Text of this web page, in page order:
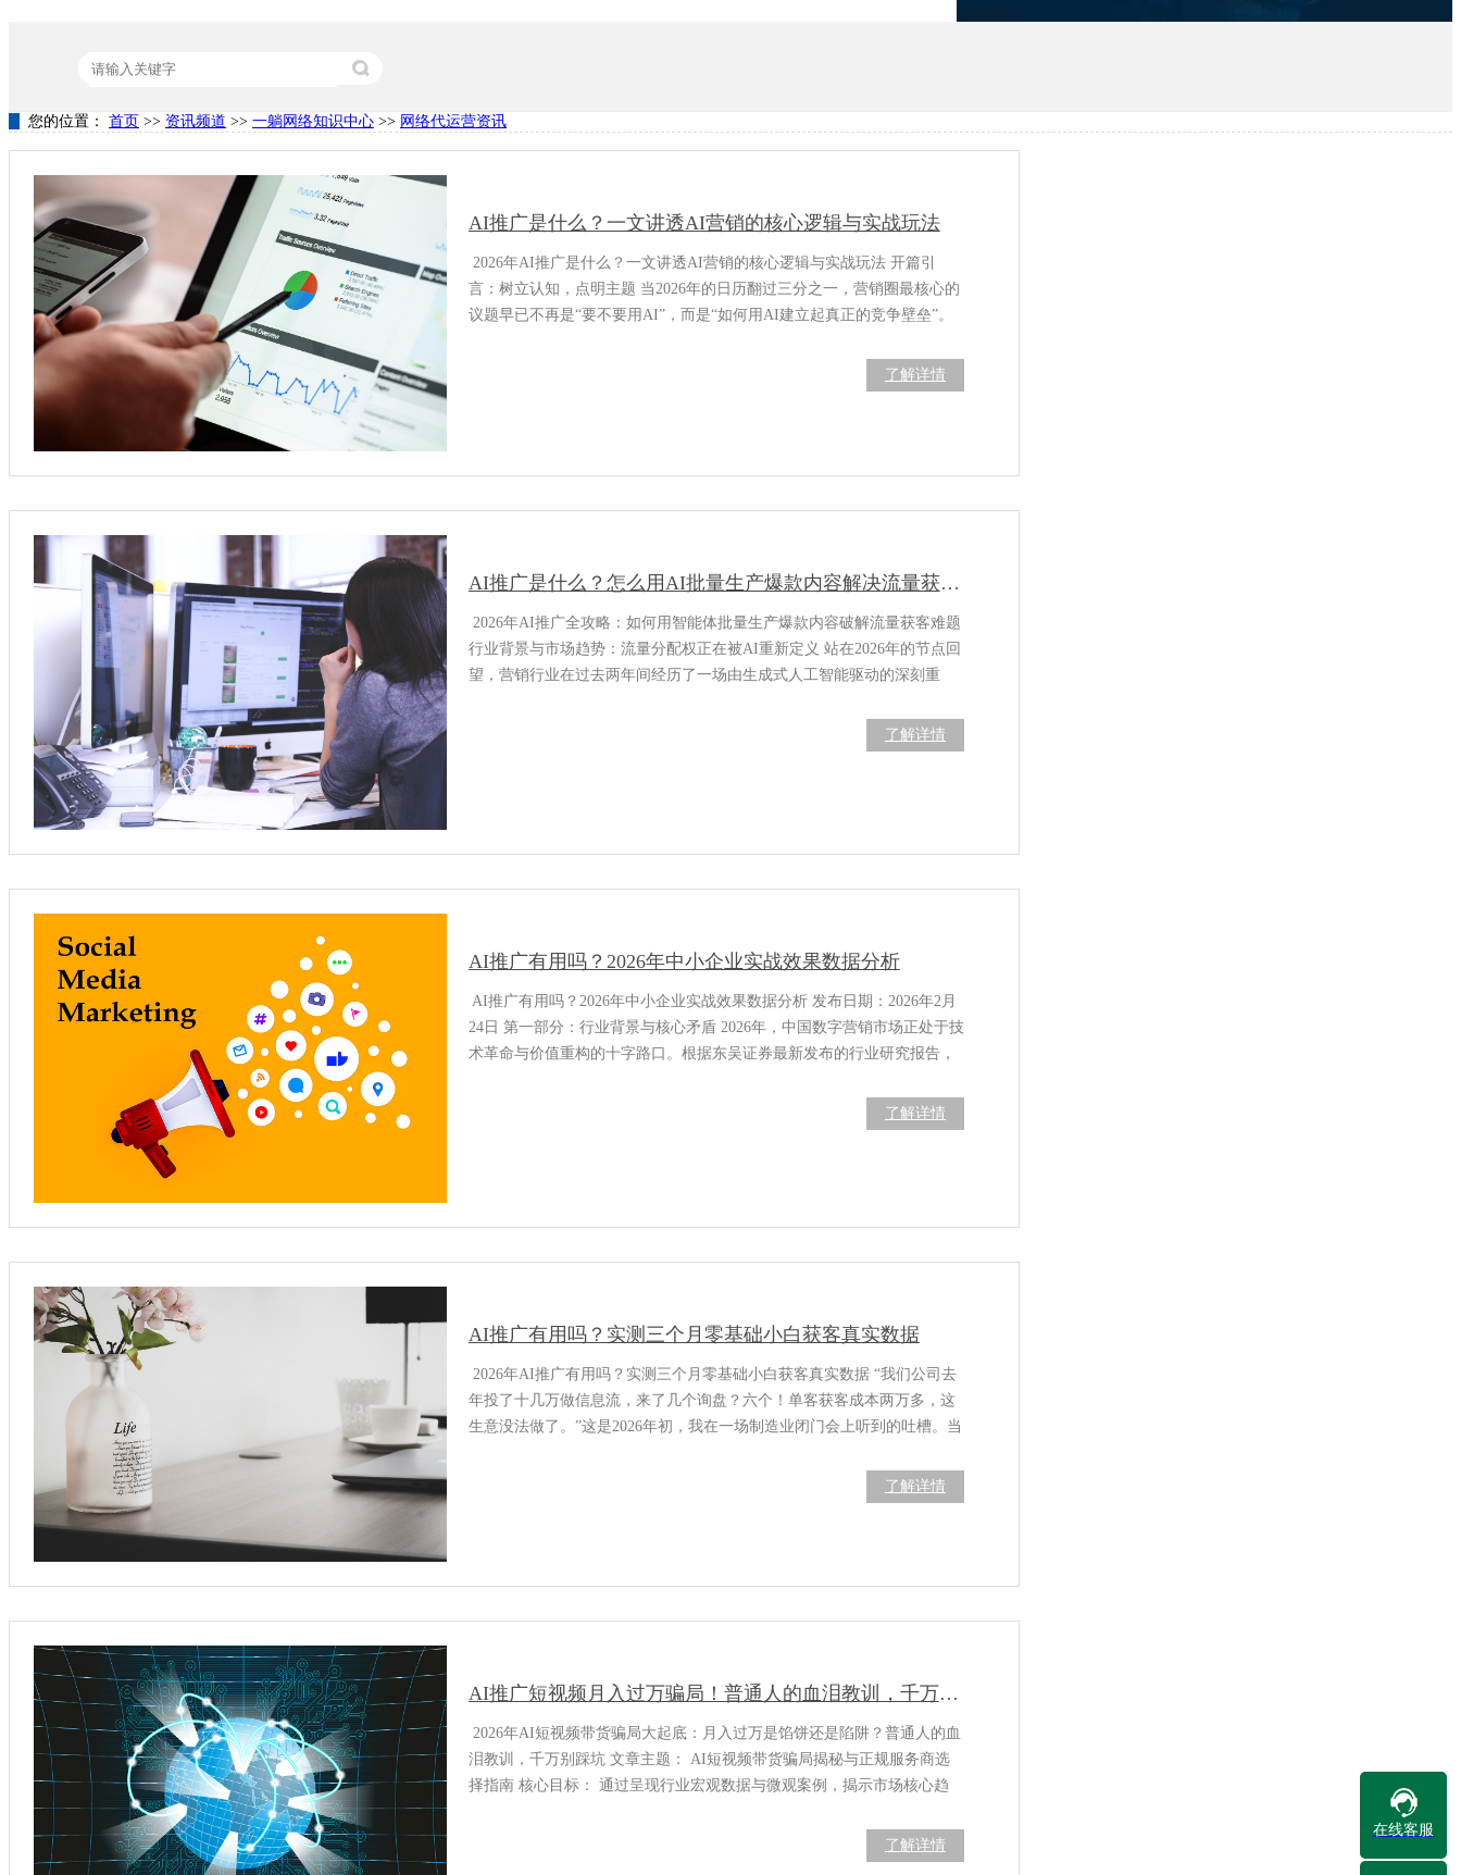
您的位置： 首页 >> 资讯频道 >> 一躺网络知识中心 >> 网络代运营资讯
AI推广是什么？一文讲透AI营销的核心逻辑与实战玩法
2026年AI推广是什么？一文讲透AI营销的核心逻辑与实战玩法 开篇引
言：树立认知，点明主题 当2026年的日历翻过三分之一，营销圈最核心的
议题早已不再是“要不要用AI”，而是“如何用AI建立起真正的竞争壁垒”。
与网易传媒联合发布的《2026 AI内容营销六大趋势》报告，中国备案的生
了解详情
AI推广是什么？怎么用AI批量生产爆款内容解决流量获客难题
2026年AI推广全攻略：如何用智能体批量生产爆款内容破解流量获客难题
行业背景与市场趋势：流量分配权正在被AI重新定义 站在2026年的节点回
望，营销行业在过去两年间经历了一场由生成式人工智能驱动的深刻重
个全新的概念—— 生成式引擎优化 。这不仅仅是技术术语的更迭，更意味
了解详情
AI推广有用吗？2026年中小企业实战效果数据分析
AI推广有用吗？2026年中小企业实战效果数据分析 发布日期：2026年2月
24日 第一部分：行业背景与核心矛盾 2026年，中国数字营销市场正处于技
术革命与价值重构的十字路口。根据东吴证券最新发布的行业研究报告，
数字化转型需求、数据海量增长及科技进步的驱动下，预计到2029年市场
了解详情
AI推广有用吗？实测三个月零基础小白获客真实数据
2026年AI推广有用吗？实测三个月零基础小白获客真实数据 “我们公司去
年投了十几万做信息流，来了几个询盘？六个！单客获客成本两万多，这
生意没法做了。”这是2026年初，我在一场制造业闭门会上听到的吐槽。当
前： AI推广有用吗？ 为了回答这个问题，我跟踪并实测了五家不同类型
了解详情
AI推广短视频月入过万骗局！普通人的血泪教训，千万别踩坑
2026年AI短视频带货骗局大起底：月入过万是馅饼还是陷阱？普通人的血
泪教训，千万别踩坑 文章主题： AI短视频带货骗局揭秘与正规服务商选
择指南 核心目标： 通过呈现行业宏观数据与微观案例，揭示市场核心趋
第一部分：行业现状与核心痛点 2026年，人工智能技术已深度渗透短视频
了解详情
在线客服